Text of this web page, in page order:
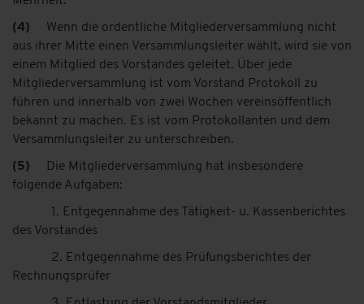
(4) Wenn die ordentliche Mitgliederversammlung nicht
aus ihrer Mitte einen Versammlungsleiter wählt, wird sie von
einem Mitglied des Vorstandes geleitet. Über jede
Mitgliederversammlung ist vom Vorstand Protokoll zu
führen und innerhalb von zwei Wochen vereinsöffentlich
bekannt zu machen. Es ist vom Protokollanten und dem
Versammlungsleiter zu unterschreiben.
(5) Die Mitgliederversammlung hat insbesondere
folgende Aufgaben:
1. Entgegennahme des Tätigkeit- u. Kassenberichtes
des Vorstandes
2. Entgegennahme des Prüfungsberichtes der
Rechnungsprüfer